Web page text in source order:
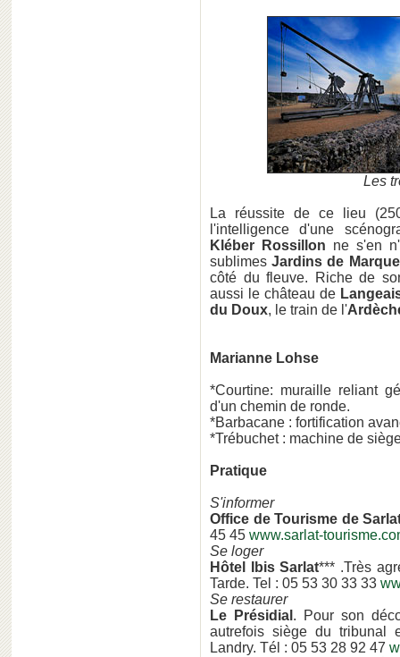
Les
La réussite de ce lieu
l'intelligence d'une
Kléber
Rossillon ne s'en
sublimesJardins de
côté du fleuve. Riche de
aussi le château de
du Doux, le train de l'
Marianne Lohse
*Courtine: muraille reliant
d'un chemin de ronde.
*Barbacane : fortification
*Trébuchet : machine de
Pratique
S'informer
Office de Tourisme de
45 45 www.sarlat-
Se loger
Hôtel Ibis Sarlat*** .Très
Tarde. Tel : 05 53 30 33 33
Se restaurer
Le Présidial . Pour son
autrefois siège du tribunal
Landry. Tél : 05 53 28 92 47